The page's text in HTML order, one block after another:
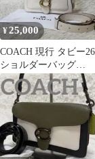
¥25,000
COACH 現行 タビー26
ショルダーバッグ
2WAY 73995 レザー